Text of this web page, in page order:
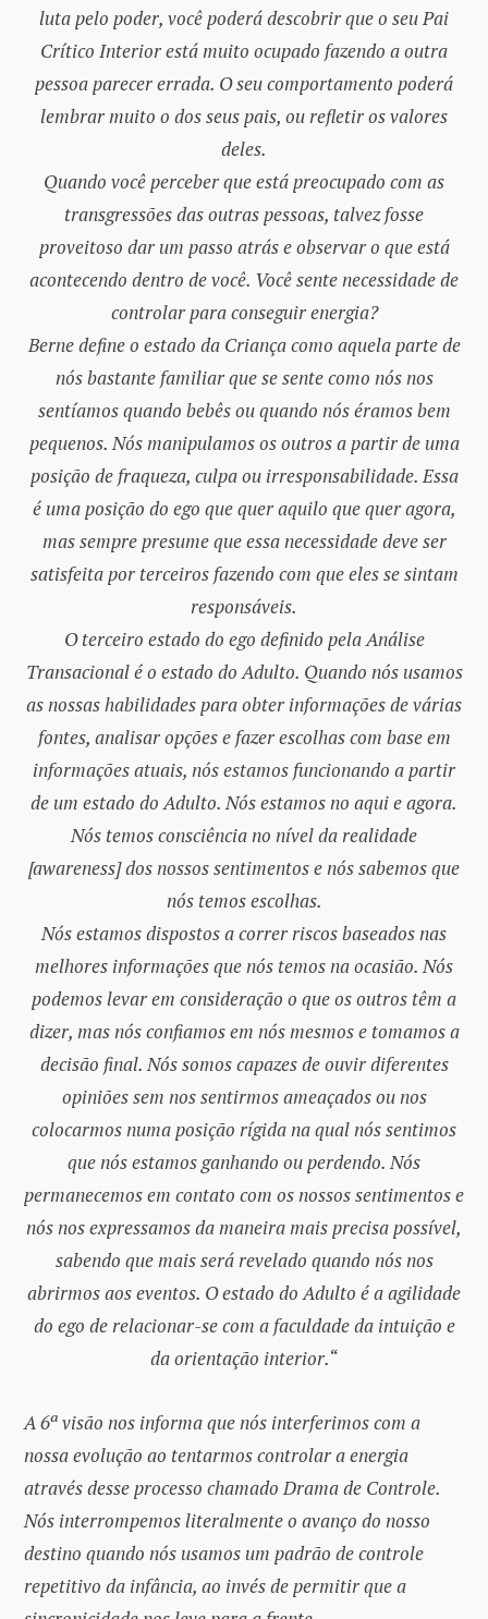
luta pelo poder, você poderá descobrir que o seu Pai
Crítico Interior está muito ocupado fazendo a outra
pessoa parecer errada. O seu comportamento poderá
lembrar muito o dos seus pais, ou refletir os valores
deles.
Quando você perceber que está preocupado com as
transgressões das outras pessoas, talvez fosse
proveitoso dar um passo atrás e observar o que está
acontecendo dentro de você. Você sente necessidade de
controlar para conseguir energia?
Berne define o estado da Criança como aquela parte de
nós bastante familiar que se sente como nós nos
sentíamos quando bebês ou quando nós éramos bem
pequenos. Nós manipulamos os outros a partir de uma
posição de fraqueza, culpa ou irresponsabilidade. Essa
é uma posição do ego que quer aquilo que quer agora,
mas sempre presume que essa necessidade deve ser
satisfeita por terceiros fazendo com que eles se sintam
responsáveis.
O terceiro estado do ego definido pela Análise
Transacional é o estado do Adulto. Quando nós usamos
as nossas habilidades para obter informações de várias
fontes, analisar opções e fazer escolhas com base em
informações atuais, nós estamos funcionando a partir
de um estado do Adulto. Nós estamos no aqui e agora.
Nós temos consciência no nível da realidade
[awareness] dos nossos sentimentos e nós sabemos que
nós temos escolhas.
Nós estamos dispostos a correr riscos baseados nas
melhores informações que nós temos na ocasião. Nós
podemos levar em consideração o que os outros têm a
dizer, mas nós confiamos em nós mesmos e tomamos a
decisão final. Nós somos capazes de ouvir diferentes
opiniões sem nos sentirmos ameaçados ou nos
colocarmos numa posição rígida na qual nós sentimos
que nós estamos ganhando ou perdendo. Nós
permanecemos em contato com os nossos sentimentos e
nós nos expressamos da maneira mais precisa possível,
sabendo que mais será revelado quando nós nos
abrirmos aos eventos. O estado do Adulto é a agilidade
do ego de relacionar-se com a faculdade da intuição e
da orientação interior.“
A 6ª visão nos informa que nós interferimos com a
nossa evolução ao tentarmos controlar a energia
através desse processo chamado Drama de Controle.
Nós interrompemos literalmente o avanço do nosso
destino quando nós usamos um padrão de controle
repetitivo da infância, ao invés de permitir que a